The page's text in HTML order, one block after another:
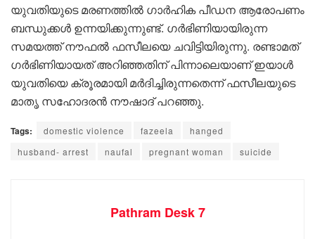
യുവതിയുടെ മരണത്തിൽ ഗാർഹിക പീഡന ആരോപണം
ബന്ധുക്കൾ ഉന്നയിക്കുന്നുണ്ട്. ഗർഭിണിയായിരുന്ന
സമയത്ത് നൗഫൽ ഫസീലയെ ചവിട്ടിയിരുന്നു. രണ്ടാമത്
ഗർഭിണിയായത് അറിഞ്ഞതിന് പിന്നാലെയാണ് ഇയാൾ
യുവതിയെ ക്രൂരമായി മർദിച്ചിരുന്നതെന്ന് ഫസീലയുടെ
മാതൃ സഹോദരൻ നൗഷാദ് പറഞ്ഞു.
Tags: domestic violence fazeela
hanged
husband- arrest
naufal pregnant woman suicide
Pathram Desk 7